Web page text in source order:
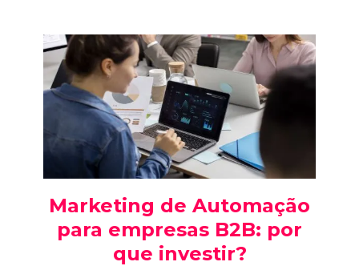
Marketing de Automação
para empresas B2B: por
que investir?